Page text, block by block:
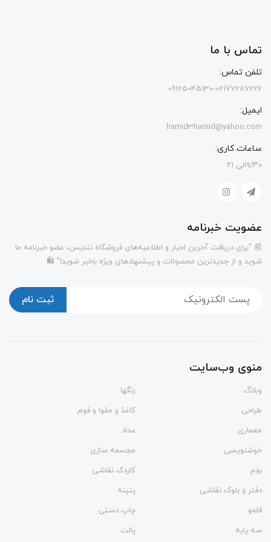
تماس با ما
تلفن تماس:
09125045130-02177287226
ایمیل:
hamid3hamid@yahoo.com
ساعات کاری:
۹/۳۰الی ۲۱
عضویت خبرنامه
📰 "برای دریافت آخرین اخبار و اطلاعیه‌های فروشگاه تندیس، عضو خبرنامه ما
شوید و از جدیدترین محصولات و پیشنهادهای ویژه باخبر شوید!" 🛍️
ثبت نام
منوی وب‌سایت
وبلاگ
رنگها
طراحی
کاغذ و مقوا و فوم
معماری
مداد
خوشنویسی
مجسمه سازی
بوم
کاردک نقاشی
دفتر و بلوک نقاشی
پتینه
قلمو
چاپ دستی
سه پایه
پالت